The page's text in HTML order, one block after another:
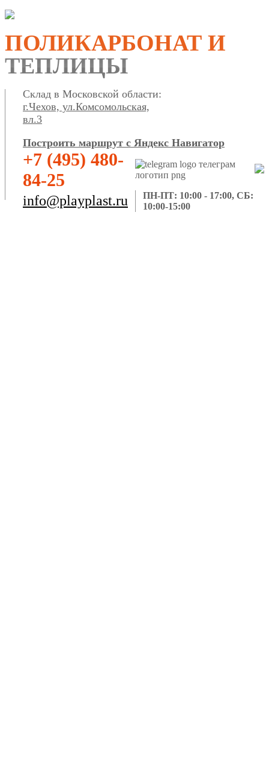
ПОЛИКАРБОНАТ И
ТЕПЛИЦЫ
Склад в Московской области:
г.Чехов, ул.Комсомольская,
вл.3
Построить маршрут с Яндекс Навигатор
+7 (495) 480-
84-25
info@playplast.ru
ПН-ПТ: 10:00 - 17:00, СБ:
10:00-15:00